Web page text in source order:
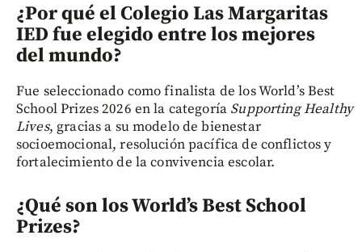
¿Por qué el Colegio Las Margaritas
IED fue elegido entre los mejores
del mundo?
Fue seleccionado como finalista de los World’s Best
School Prizes 2026 en la categoría Supporting Healthy
Lives, gracias a su modelo de bienestar
socioemocional, resolución pacífica de conflictos y
fortalecimiento de la convivencia escolar.
¿Qué son los World’s Best School
Prizes?